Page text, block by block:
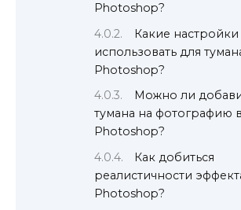
Photoshop?
Какие
использовать для
Photoshop?
Можно ли
тумана на фотографию в
Photoshop?
Как добиться
реалистичности
Photoshop?